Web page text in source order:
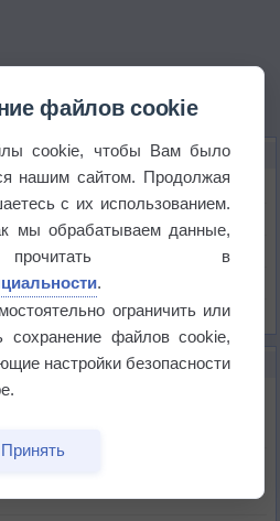
ЦОЛОДЕ
замерзать
морские волны тепла
файлов cookie
cookie, чтобы Вам было
нашим сайтом. Продолжая
с их использованием.
мы обрабатываем данные,
в
.
ограничить или
сохранение файлов cookie,
настройки безопасности
Принять